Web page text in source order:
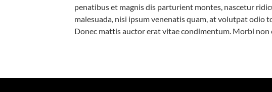
penatibus et magnis dis parturient montes, nascetur
malesuada, nisi ipsum venenatis quam, at volutpat odio
Donec mattis auctor erat vitae condimentum. Morbi non